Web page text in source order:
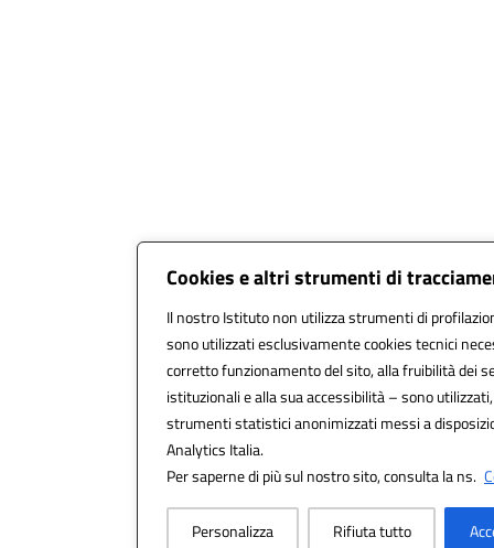
Cookies e altri strumenti di
Il nostro Istituto non utilizza strumenti di
sono utilizzati esclusivamente cookies tecnici
corretto funzionamento del sito, alla fruibilità dei
istituzionali e alla sua accessibilità – sono
strumenti statistici anonimizzati messi a
Analytics Italia.
Per saperne di più sul nostro sito, consulta la ns.
Personalizza Rifiuta tutto